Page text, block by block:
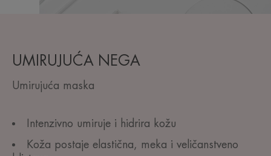
UMIRUJUĆA NEGA
Umirujuća maska
Intenzivno umiruje i hidrira kožu
Koža postaje elastična, meka i veličanstveno